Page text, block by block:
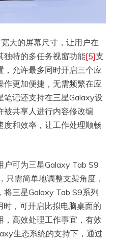
大的屏幕尺寸，让用户在
独特的多任务视窗功能[5]支
，允许最多同时开启三个应
作更加便捷，无需频繁在应
笔记还支持在三星Galaxy设
被共享人进行内容修改编
和效率，让工作处理顺畅
可为三星Galaxy Tab S9
，只需简单地调整支架角度，
将三星Galaxy Tab S9系列
，可开启比拟电脑桌面的
高效处理工作事宜，有效
生态系统的支持下，通过